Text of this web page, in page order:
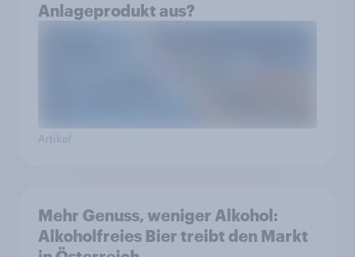
Anlageprodukt aus?
Artikel
Mehr Genuss, weniger Alkohol:
Alkoholfreies Bier treibt den Markt